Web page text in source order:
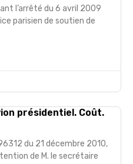
l’arrêté du 6 avril 2009
parisien de soutien de
présidentiel. Coût.
du 21 décembre 2010,
de M. le secrétaire